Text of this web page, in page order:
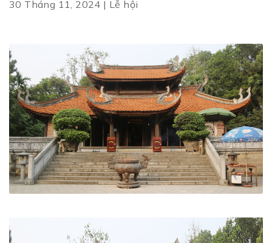
30 Tháng 11, 2024 | Lễ hội